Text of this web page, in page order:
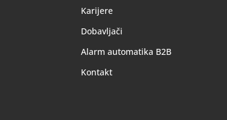
Karijere
Dobavljači
Alarm automatika B2B
Kontakt